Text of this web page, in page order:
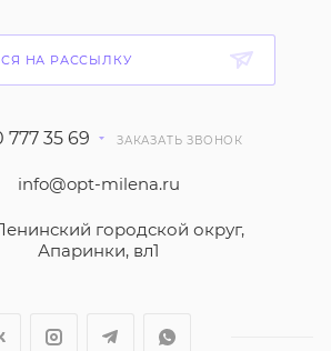
НА РАССЫЛКУ
777 35 69 ЗАКАЗАТЬ ЗВОНОК
info@opt-milena.ru
городской округ,
Апаринки, вл1